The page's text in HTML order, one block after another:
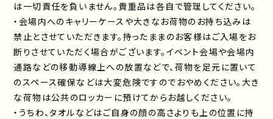
は一切責任を負いません。貴重品は各自で管理してください。
・会場内へのキャリーケースや大きなお荷物のお持ち込みは
禁止とさせていただきます。持ったままのお客様はご入場をお
断りさせていただく場合がございます。イベント会場や会場内
通路などの移動導線上への放置などで、荷物を足元に置いて
のスペース確保などは大変危険ですのでおやめください。大き
な荷物は公共のロッカーに預けてからお越しください。
・うちわ、タオルなどはご自身の顔の高さよりも上の位置に持